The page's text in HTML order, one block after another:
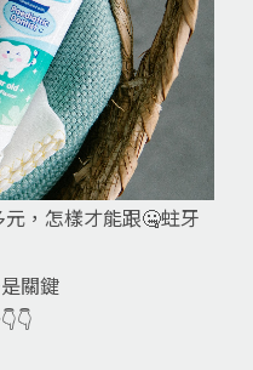
，怎樣才能跟🤐蛀牙
關鍵